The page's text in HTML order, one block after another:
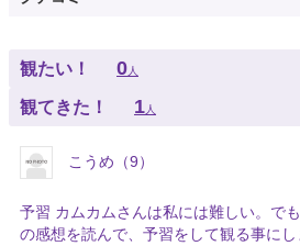
観たい！ 0人
観てきた！ 1人
こうめ（9）
予習 カムカムさんは私には難しい。で
の感想を読んで、予習をして観る事に